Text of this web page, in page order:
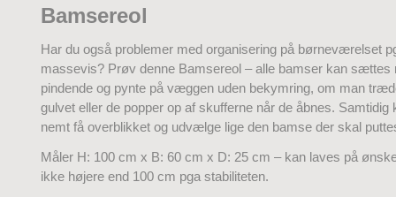
Bamsereol
Har du også problemer med organisering på børneværelset
massevis? Prøv denne Bamsereol – alle bamser kan sættes
pindende og pynte på væggen uden bekymring, om man
gulvet eller de popper op af skufferne når de åbnes. Samtidig
nemt få overblikket og udvælge lige den bamse der skal
Måler H: 100 cm x B: 60 cm x D: 25 cm – kan laves på
ikke højere end 100 cm pga stabiliteten.